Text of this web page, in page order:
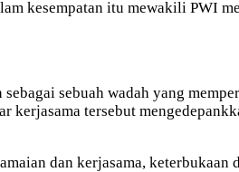
kesempatan itu mewakili PWI
sebuah wadah yang
kerjasama tersebut
dan kerjasama, keterbukaan